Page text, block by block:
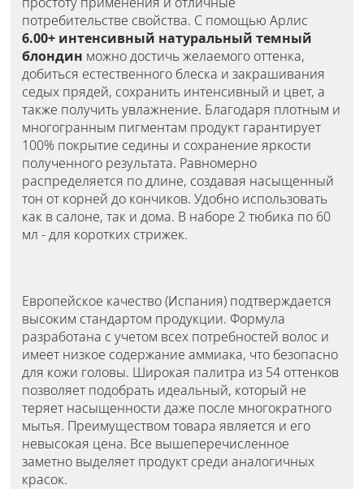
потребительстве свойства. С помощью Арлис
6.00+ интенсивный натуральный темный
блондин можно достичь желаемого оттенка,
добиться естественного блеска и закрашивания
седых прядей, сохранить интенсивный и цвет, а
также получить увлажнение. Благодаря плотным и
многогранным пигментам продукт гарантирует
100% покрытие седины и сохранение яркости
полученного результата. Равномерно
распределяется по длине, создавая насыщенный
тон от корней до кончиков. Удобно использовать
как в салоне, так и дома. В наборе 2 тюбика по 60
мл - для коротких стрижек.
Европейское качество (Испания) подтверждается
высоким стандартом продукции. Формула
разработана с учетом всех потребностей волос и
имеет низкое содержание аммиака, что безопасно
для кожи головы. Широкая палитра из 54 оттенков
позволяет подобрать идеальный, который не
теряет насыщенности даже после многократного
мытья. Преимуществом товара является и его
невысокая цена. Все вышеперечисленное
заметно выделяет продукт среди аналогичных
красок.